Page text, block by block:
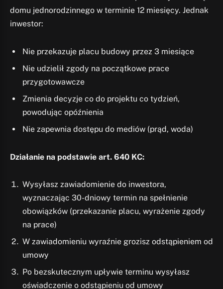
domu jednorodzinnego w terminie 12 miesięcy. Jednak
inwestor:
Nie przekazuje placu budowy przez 3 miesiące
Nie udzielił zgody na początkowe prace
przygotowawcze
Zmienia decyzje co do projektu co tydzień,
powodując opóźnienia
Nie zapewnia dostępu do mediów (prąd, woda)
Działanie na podstawie art. 640 KC:
Wysyłasz zawiadomienie do inwestora,
wyznaczając 30-dniowy termin na spełnienie
obowiązków (przekazanie placu, wyrażenie zgody
na prace)
W zawiadomieniu wyraźnie grozisz odstąpieniem od
umowy
Po bezskutecznym upływie terminu wysyłasz
oświadczenie o odstąpieniu od umowy